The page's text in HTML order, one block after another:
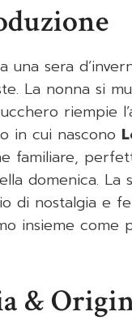
una sera
La nonna si
riempie
in cui nascono
familiare,
domenica. La
di nostalgia e
insieme come
&